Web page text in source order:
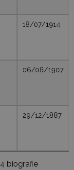
18/07/1914
06/06/1907
29/12/1887
4 biografie